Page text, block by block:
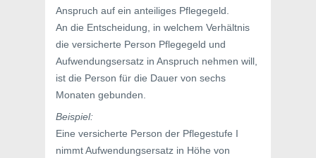
Anspruch auf ein anteiliges Pflegegeld.
An die Entscheidung, in welchem Verhältnis
die versicherte Person Pflegegeld und
Aufwendungsersatz in Anspruch nehmen will,
ist die Person für die Dauer von sechs
Monaten gebunden.
Beispiel:
Eine versicherte Person der Pflegestufe I
nimmt Aufwendungsersatz in Höhe von